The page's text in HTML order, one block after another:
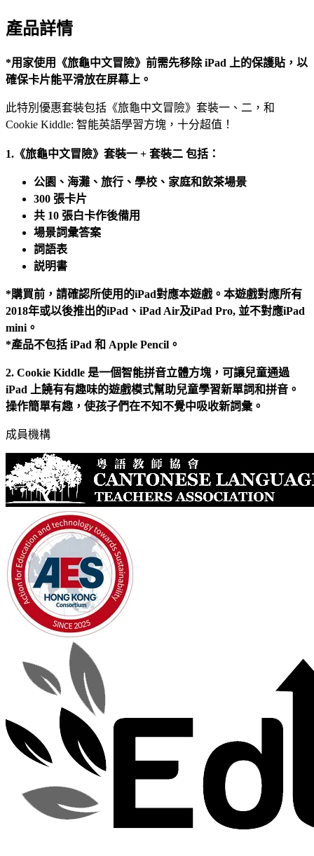
產品詳情
*用家使用《旅龜中文冒險》前需先移除 iPad 上的保護貼，以
確保卡片能平滑放在屏幕上。
此特別優惠套裝包括《旅龜中文冒險》套裝一、二，和
Cookie Kiddle: 智能英語學習方塊，十分超值！
1.《旅龜中文冒險》套裝一 + 套裝二 包括：
公園、海灘、旅行、學校、家庭和飲茶場景
300 張卡片
共 10 張白卡作後備用
場景詞彙答案
詞語表
説明書
*購買前，請確認所使用的iPad對應本遊戲。本遊戲對應所有
2018年或以後推出的iPad、iPad Air及iPad Pro, 並不對應iPad
mini。
*產品不包括 iPad 和 Apple Pencil。
2. Cookie Kiddle 是一個智能拼音立體方塊，可讓兒童通過
iPad 上饒有有趣味的遊戲模式幫助兒童學習新單詞和拼音。
操作簡單有趣，使孩子們在不知不覺中吸收新詞彙。
成員機構